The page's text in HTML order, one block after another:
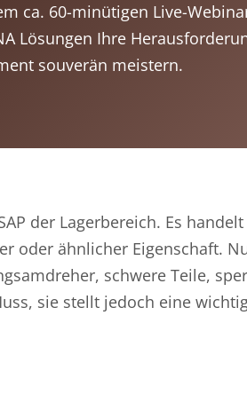
ca. 60-minütigen Live-
Lösungen Ihre
souverän meistern.
der Lagerbereich. Es
oder ähnlicher Eigenschaft.
schwere Teile,
sie stellt jedoch eine